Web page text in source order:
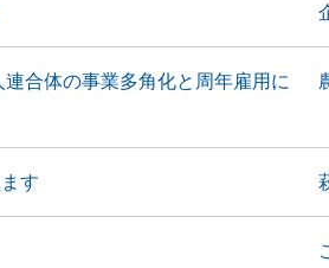
合体の事業多角化と周年雇用に
す